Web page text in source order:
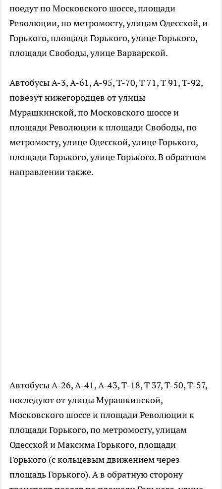
поедут по Московского шоссе, площади
Революции, по метромосту, улицам Одесской, и
Горького, площади Горького, улице Горького,
площади Свободы, улице Варварской.
Автобусы А-3, А-61, А-95, Т-70, Т 71, Т 91, Т-92,
повезут нижегородцев от улицы
Мурашкинской, по Московского шоссе и
площади Революции к площади Свободы, по
метромосту, улице Одесской, улице Горького,
площади Горького, улице Горького. В обратном
направлении также.
Автобусы А-26, А-41, А-43, Т-18, Т 37, Т-50, Т-57,
последуют от улицы Мурашкинской,
Московского шоссе и площади Революции к
площади Горького, по метромосту, улицам
Одесской и Максима Горького, площади
Горького (с кольцевым движением через
площадь Горького). А в обратную сторону